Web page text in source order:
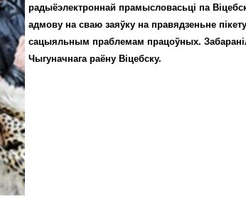
радыёэлектроннай прамысловасьці па
адмову на сваю заяўку на правядзеньне
сацыяльным праблемам працоўных.
Чыгуначнага раёну Віцебску.